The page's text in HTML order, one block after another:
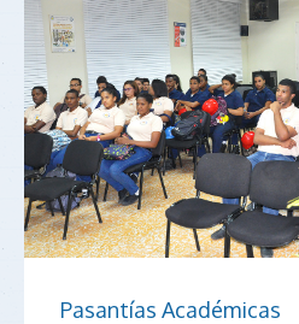
Pasantías Académicas